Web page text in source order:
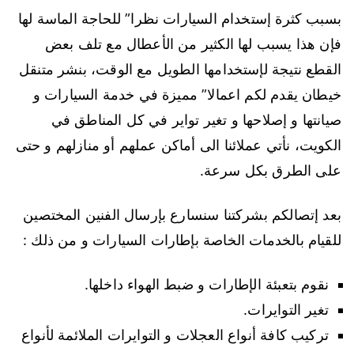
بسبب كثرة إستخدام السيارات نظرا” للحاجة الماسة لها
فإن هذا يسبب لها الكثير من الأعطال مع تلف بعض
القطع نتيجة لإستخدامها الطويل مع الوقت، بنشر متنقل
خيطان يقدم لكم اعمالا” مميزة في خدمة السيارات و
صيانتها و إصلاحها و تغير تواير في كل المناطق في
الكويت، نأتي عملائنا الى أماكن عملهم أو منازلهم و حتى
على الطرق بكل سرعة.
بعد إتصالكم بشركتنا سنسارع بإرسال الفنين المختصين
للقيام بالخدمات الخاصة بإطارات السيارات و من ذلك :
نقوم بتعبئة الإطارات و ضبط الهواء داخلها.
تغير التوايرات.
تركيب كافة أنواع العجلات و التوايرات الملائمة لأنواع